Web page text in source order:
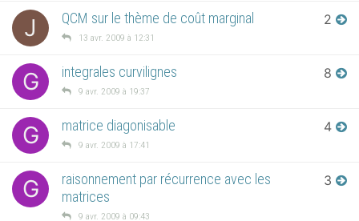
J QCM sur le thème de coût marginal
13 avr. 2009 à 12:31
2
G integrales curvilignes
9 avr. 2009 à 19:37
8
G matrice diagonisable
9 avr. 2009 à 17:41
4
G
raisonnement par récurrence avec les
matrices
9 avr. 2009 à 09:43
3